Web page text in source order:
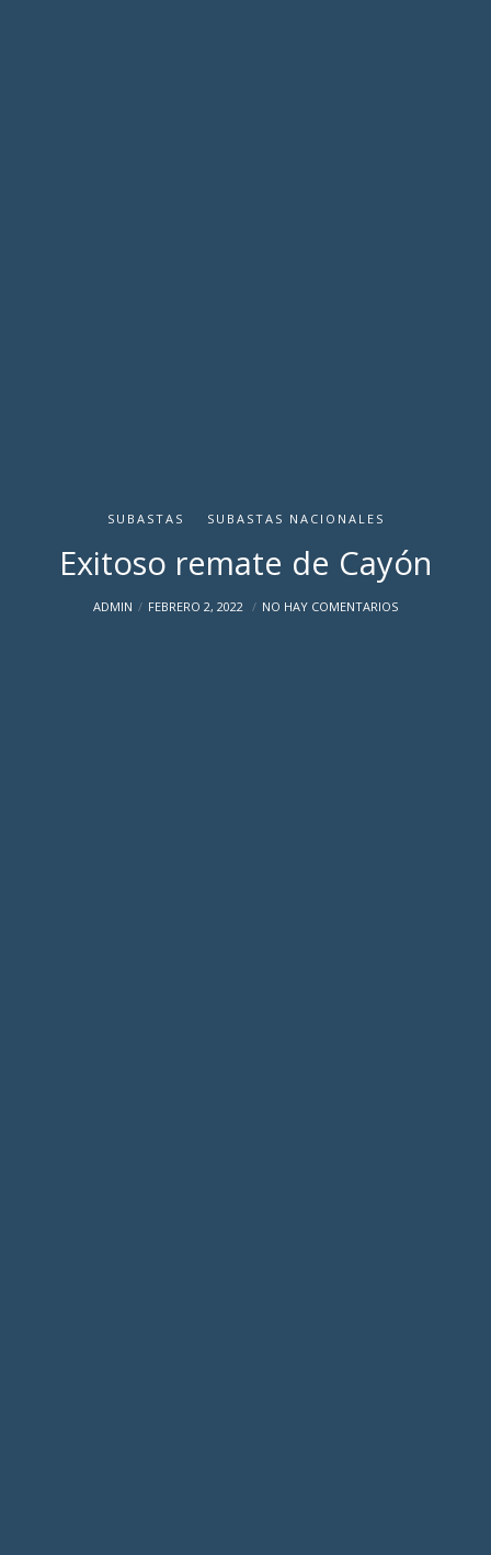
SUBASTAS SUBASTAS NACIONALES
Exitoso remate de Cayón
ADMIN FEBRERO 2, 2022 NO HAY COMENTARIOS